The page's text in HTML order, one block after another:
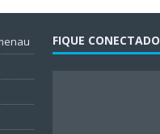
FIQUE CONECTADO